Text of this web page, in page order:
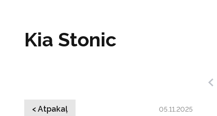
Kia Stonic
< Atpakaļ 05.11.2025